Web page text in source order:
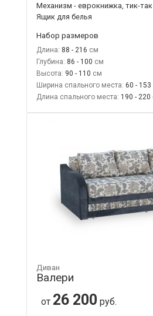
Механизм - еврокнижка, тик-так
Ящик для белья
Набор размеров
Длина: 88 - 216
Глубина: 86 - 100
Высота: 90 - 110
Ширина спального места: 60 - 153
Длина спального места: 190 - 220
Диван
Валери
от 26 200 руб.